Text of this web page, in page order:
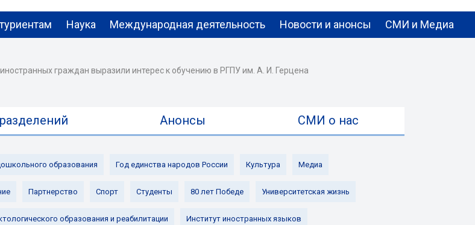
Наука Международная деятельность Новости и анонсы СМИ и Медиа
граждан выразили интерес к обучению в РГПУ им. А. И. Герцена
Анонсы СМИ о нас
образования Год единства народов России Культура Медиа
Партнерство Спорт Студенты 80 лет Победе Университетская жизнь
образования и реабилитации Институт иностранных языков